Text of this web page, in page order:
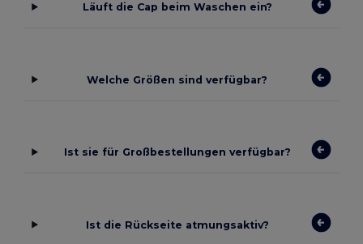
Läuft die Cap beim Waschen ein?
Welche Größen sind verfügbar?
Ist sie für Großbestellungen verfügbar?
Ist die Rückseite atmungsaktiv?